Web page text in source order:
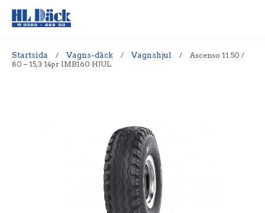
Startsida / Vagns-däck / Vagnshjul /
Ascenso 11.50 /
80 – 15,3 14pr IMB160 HJUL